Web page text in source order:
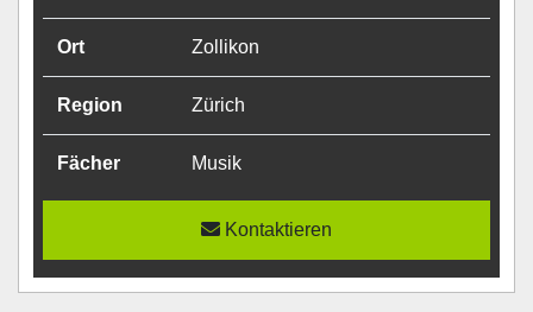
Ort Zollikon
Region Zürich
Fächer Musik
Kontaktieren